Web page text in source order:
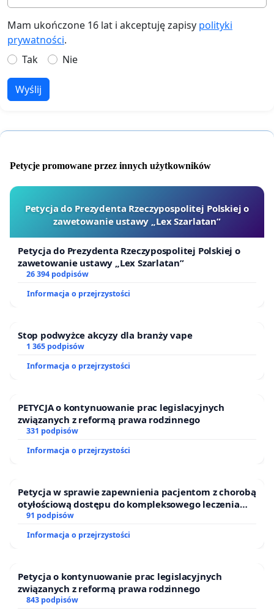
Mam ukończone 16 lat i akceptuję zapisy polityki
prywatności.
Tak
Nie
Wyślij
Petycje promowane przez innych użytkowników
Petycja do Prezydenta Rzeczypospolitej Polskiej o
zawetowanie ustawy „Lex Szarlatan”
Petycja do Prezydenta Rzeczypospolitej Polskiej o
zawetowanie ustawy „Lex Szarlatan”
26 394 podpisów
Informacja o przejrzystości
Stop podwyżce akcyzy dla branży vape
1 365 podpisów
Informacja o przejrzystości
PETYCJA o kontynuowanie prac legislacyjnych
związanych z reformą prawa rodzinnego
331 podpisów
Informacja o przejrzystości
Petycja w sprawie zapewnienia pacjentom z chorobą
otyłościową dostępu do kompleksowego leczenia
oraz programów profilaktycznych.
91 podpisów
Informacja o przejrzystości
Petycja o kontynuowanie prac legislacyjnych
związanych z reformą prawa rodzinnego
843 podpisów